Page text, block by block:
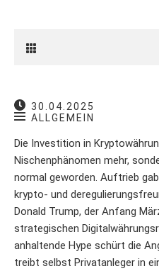
30.04.2025
ALLGEMEIN
Die Investition in
Nischenphänomen mehr,
normal geworden. Auftrieb
krypto- und
Donald Trump, der Anfang
strategischen
anhaltende Hype schürt die
treibt selbst Privatanleger in